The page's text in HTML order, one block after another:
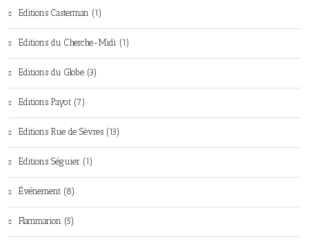
Editions Casterman (1)
Editions du Cherche-Midi (1)
Editions du Globe (3)
Editions Payot (7)
Editions Rue de Sèvres (13)
Editions Séguier (1)
Événement (8)
Flammarion (5)